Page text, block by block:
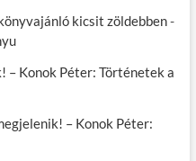
kicsit zöldebben-
– Konok Péter: Történetek a
– Konok Péter: